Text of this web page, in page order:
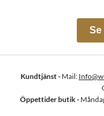
Kundtjänst - Mail:
Öppettider butik -